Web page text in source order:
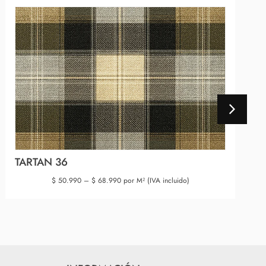
TARTAN 36
$50.990 – $68.990por M² (IVA incluido)